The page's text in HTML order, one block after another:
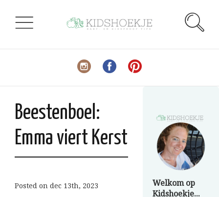
Beestenboel:
Emma viert Kerst
Posted on dec 13th, 2023
Welkom op
Kidshoekje...